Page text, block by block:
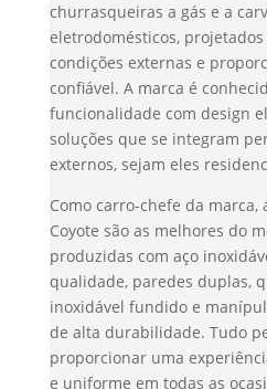
churrasqueiras a gás e a
eletrodomésticos,
condições externas e
confiável. A marca é
funcionalidade com design
soluções que se integram
externos, sejam eles
Como carro-chefe da marca,
Coyote são as melhores do
produzidas com aço
qualidade, paredes duplas,
inoxidável fundido e
de alta durabilidade. Tudo
proporcionar uma
e uniforme em todas as